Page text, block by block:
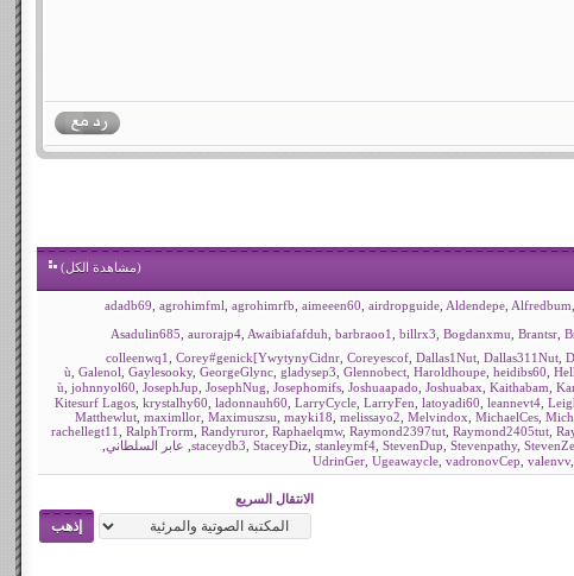
(مشاهدة الكل)
adadb69 agrohimfml agrohimrfb aimeeen60 airdropguide, Aldendepe, Alfredbum
Asadulin685 aurorajp4, Awaibiafafduh barbraoo1 billrx3 Bogdanxmu Brantsr,
colleenwq1
Corey#genick[YwytynyCidnr, Coreyescof, Dallas1Nut, Dallas311Nut,
Galenol Gaylesooky, GeorgeGlync, gladysep3 Glennobect, Haroldhoupe, heidibs60
johnnyol60 JosephJup JosephNug Josephomifs, Joshuaapado Joshuabax Kaithabam
Kitesurf Lagos, krystalhy60 ladonnauh60 LarryCycle, LarryFen latoyadi60 leannevt4,
Matthewlut, maximllor, Maximuszsu mayki18 melissayo2 Melvindox MichaelCes,
rachellegt11
RalphTrorm Randyruror, Raphaelqmw, Raymond2397tut, Raymond2405tut,
staceydb3 StaceyDiz, stanleymf4, StevenDup Stevenpathy, عابر السلطاني
UdrinGer, Ugeawaycle, vadronovCep valenvv,
الانتقال السريع